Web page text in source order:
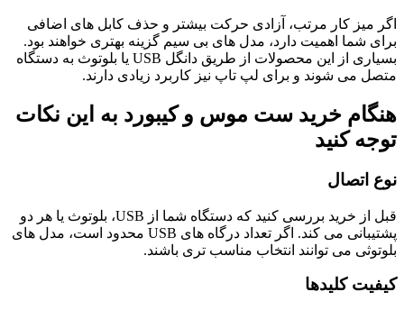
اگر میز کار مرتب، آزادی حرکت بیشتر و حذف کابل های اضافی
برای شما اهمیت دارد، مدل های بی سیم گزینه بهتری خواهند بود.
بسیاری از این محصولات از طریق دانگل USB یا بلوتوث به دستگاه
متصل می شوند و برای لپ تاپ نیز کاربرد زیادی دارند.
هنگام خرید ست موس و کیبورد به این نکات
توجه کنید
نوع اتصال
قبل از خرید بررسی کنید که دستگاه شما از USB، بلوتوث یا هر دو
پشتیبانی می کند. اگر تعداد درگاه های USB محدود است، مدل های
بلوتوثی می توانند انتخاب مناسب تری باشند.
کیفیت کلیدها